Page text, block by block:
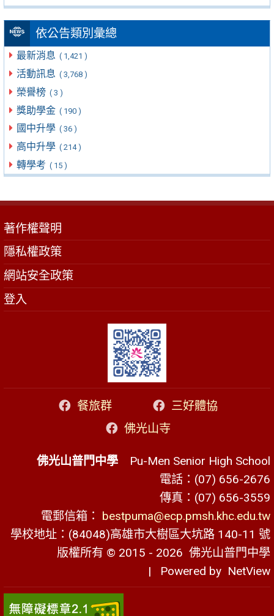
依公告類別彙總
最新消息 ( 1,421 )
活動訊息 ( 3,768 )
榮譽榜 ( 3 )
獎助學金 ( 190 )
國中升學 ( 36 )
高中升學 ( 214 )
轉學考 ( 15 )
著作權聲明
隱私權政策
網站安全政策
登入
餐旅群
三好體協
佛光山寺
佛光山普門中學 Pu-Men Senior High School
電話：(07) 656-2676
傳真：(07) 656-3559
電郵信箱： bestpuma@ecp.pmsh.khc.edu.tw
學校地址：(84048)高雄市大樹區大坑路 140-11 號
版權所有 © 2015 - 2026 佛光山普門中學
| Powered by NetView